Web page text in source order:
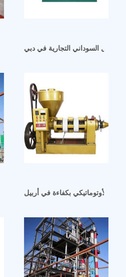
شركة بغداد لتصنيع ماكينات
الفول السوداني التجارية في دبي
ماكينة
الأوتوماتيكي بكفاءة في أربيل